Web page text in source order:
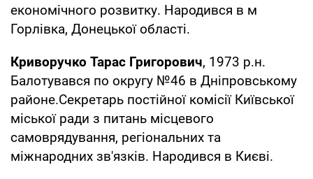
економічного розвитку. Народився в м
Горлівка, Донецької області.
Криворучко Тарас Григорович, 1973 р.н.
Балотувався по округу №46 в Дніпровському
районе.Секретарь постійної комісії Київської
міської ради з питань місцевого
самоврядування, регіональних та
міжнародних зв'язків. Народився в Києві.